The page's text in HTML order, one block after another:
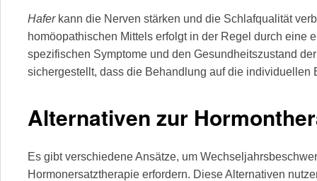
Haferkann die Nerven stärken und die Schlafqualität
homöopathischen Mittels erfolgt in der Regel durch eine
spezifischen Symptome und den Gesundheitszustand
sichergestellt, dass die Behandlung auf die individuellen
Alternativen zur
Es gibt verschiedene Ansätze, um
Hormonersatztherapie erfordern. Diese Alternativen